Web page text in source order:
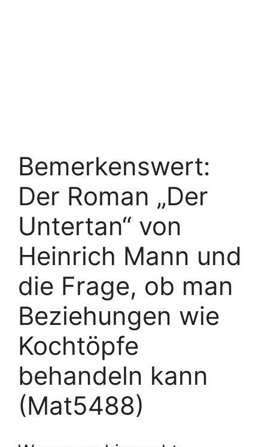
Bemerkenswert:
Der Roman „Der
Untertan“ von
Heinrich Mann und
die Frage, ob man
Beziehungen wie
Kochtöpfe
behandeln kann
(Mat5488)